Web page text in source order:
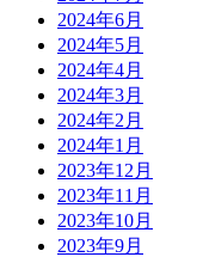
2024年6月
2024年5月
2024年4月
2024年3月
2024年2月
2024年1月
2023年12月
2023年11月
2023年10月
2023年9月